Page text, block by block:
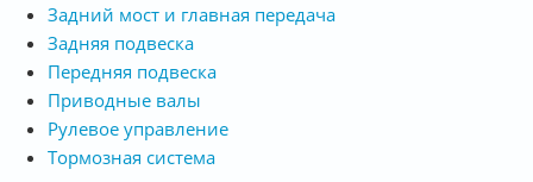
Задний мост и главная передача
Задняя подвеска
Передняя подвеска
Приводные валы
Рулевое управление
Тормозная система